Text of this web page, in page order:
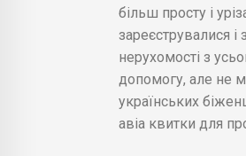
більш просту і
зареєструвалися
нерухомості з
допомогу, але не
українських
авіа квитки для